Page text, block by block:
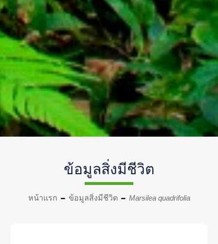
ข้อมูลสิ่งมีชีวิต
หน้าแรก ข้อมูลสิ่งมีชีวิต Marsilea quadrifolia